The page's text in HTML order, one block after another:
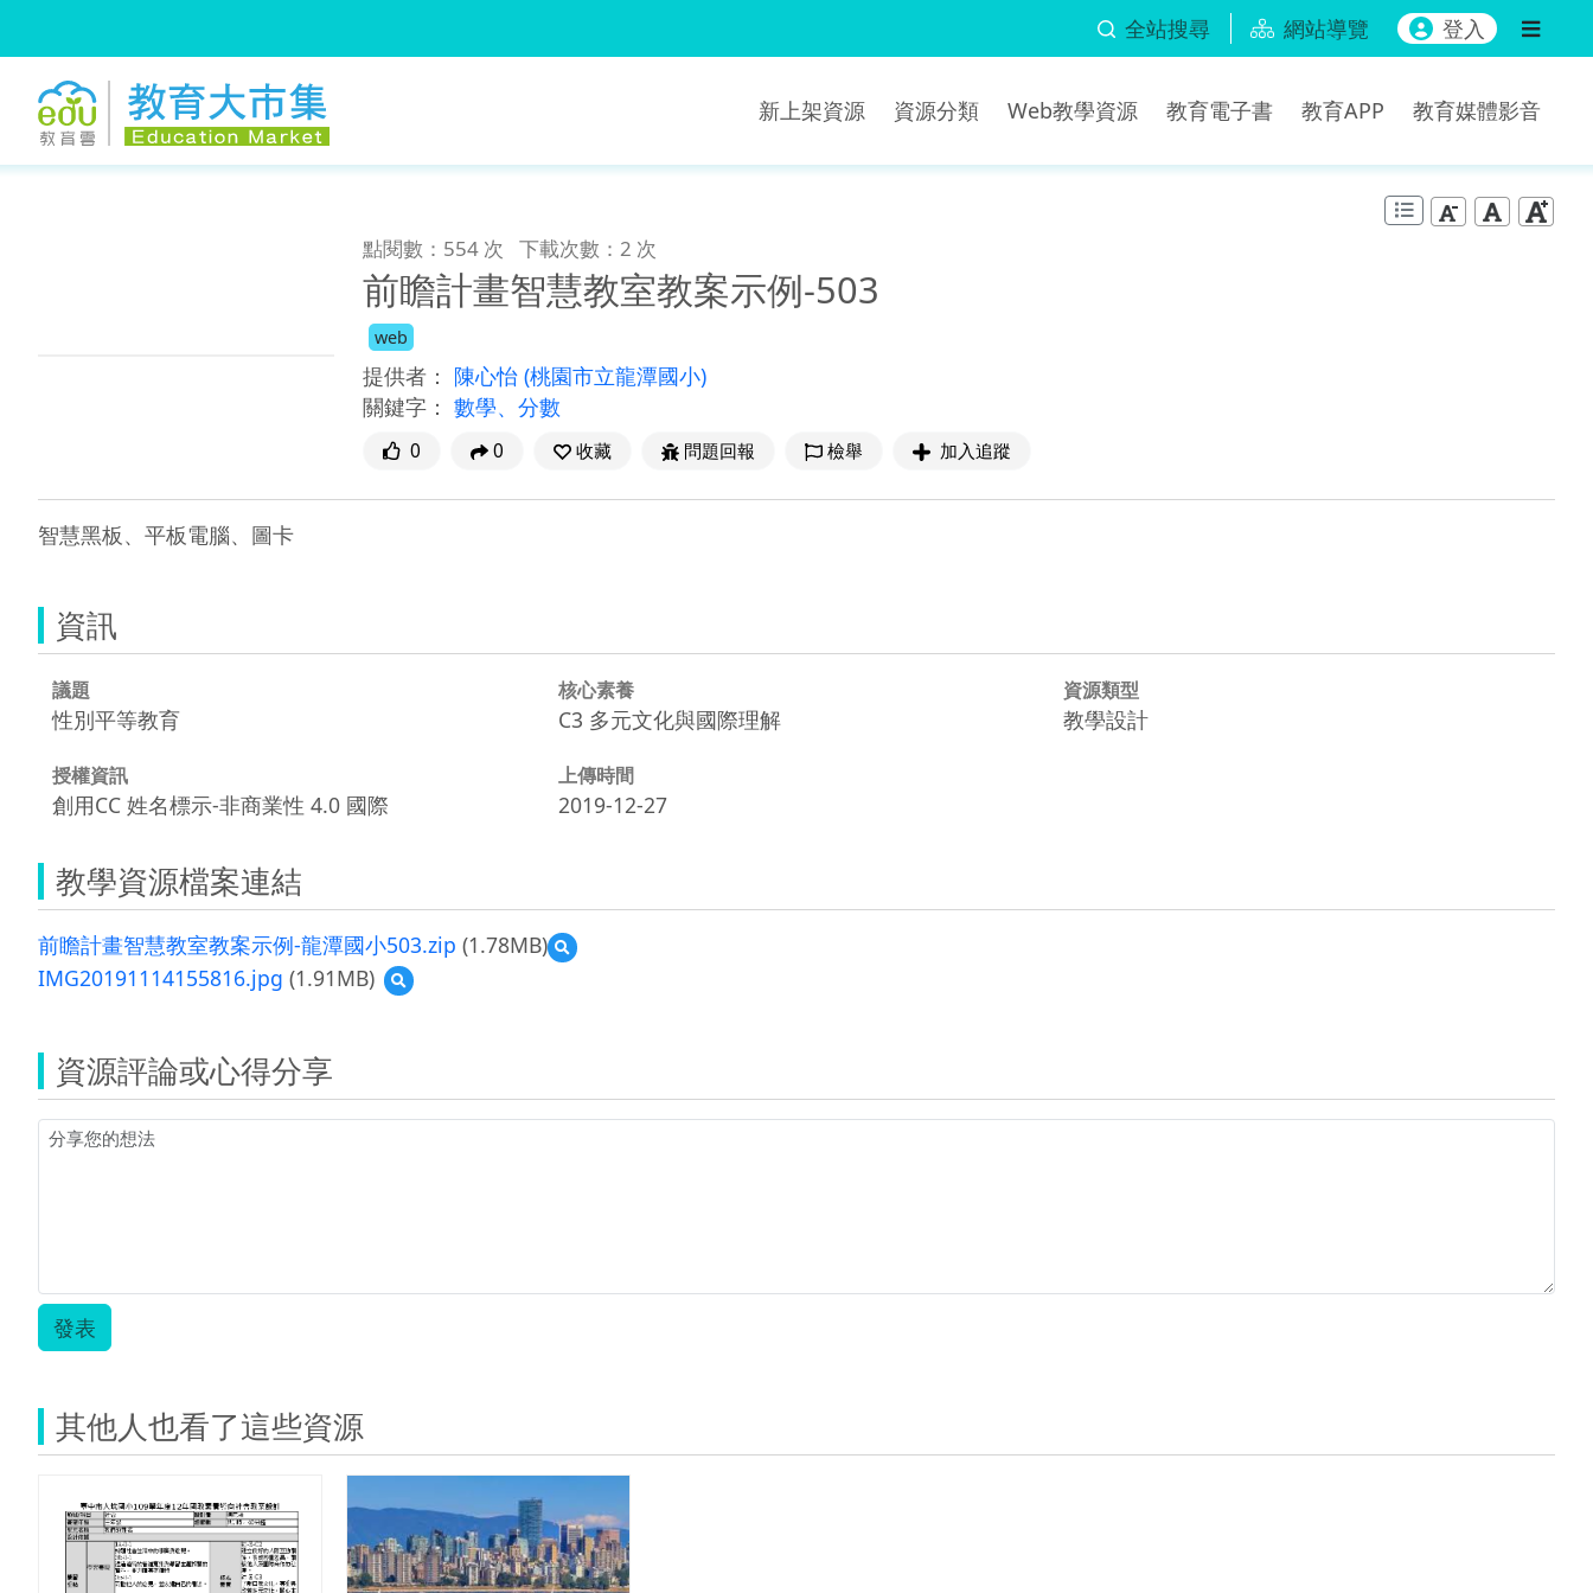
全站搜尋 網站導覽 登入
新上架資源 資源分類 Web教學資源 教育電子書 教育APP 教育媒體影音
點閱數：554 次 下載次數：2 次
前瞻計畫智慧教室教案示例-503
web
提供者： 陳心怡 (桃園市立龍潭國小)
關鍵字： 數學、分數
0 0 收藏 問題回報 檢舉 加入追蹤
智慧黑板、平板電腦、圖卡
資訊
議題
性別平等教育
核心素養
C3 多元文化與國際理解
資源類型
教學設計
授權資訊
創用CC 姓名標示-非商業性 4.0 國際
上傳時間
2019-12-27
教學資源檔案連結
前瞻計畫智慧教室教案示例-龍潭國小503.zip (1.78MB)
預
覽
慧
教
IMG20191114155816.jpg (1.91MB)
預
覽
資源評論或心得分享
發表
其他人也看了這些資源